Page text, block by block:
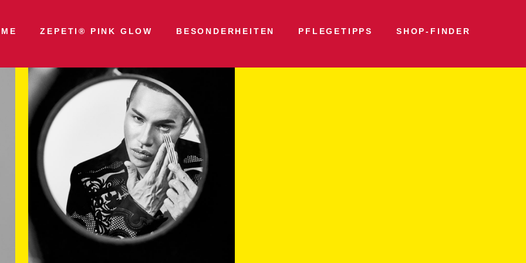
ZEPETI® PINK GLOW BESONDERHEITEN PFLEGETIPPS SHOP-FINDER